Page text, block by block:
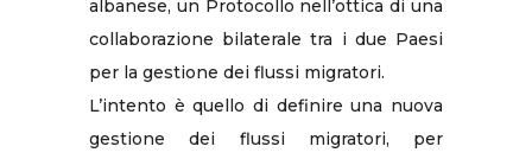
albanese, un Protocollo nell’ottica di una
collaborazione bilaterale tra i due Paesi
per la gestione dei flussi migratori.
L’intento è quello di definire una nuova
gestione dei flussi migratori, per